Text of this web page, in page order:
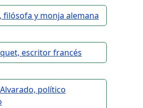
filósofa y monja alemana
escritor francés
político